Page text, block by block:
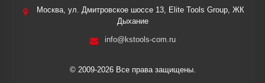
Москва, ул. Дмитровское шоссе 13, Elite Tools Group, ЖК
Дыхание
info@kstools-com.ru
© 2009-2026 Все права защищены.